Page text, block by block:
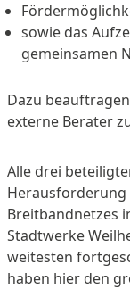
sowie das
gemeinsamen
Dazu
externe Berater
Alle drei
Herausforderung
Breitbandnetzes
Stadtwerke
weitesten
haben hier den